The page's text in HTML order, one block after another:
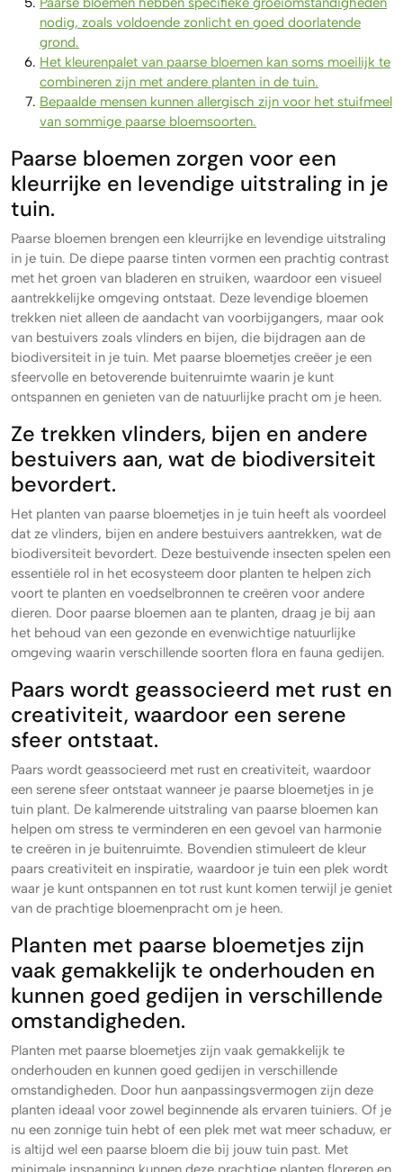
nodig, zoals voldoende zonlicht en goed doorlatende
grond.
Het kleurenpalet van paarse bloemen kan soms moeilijk te
combineren zijn met andere planten in de tuin.
Bepaalde mensen kunnen allergisch zijn voor het stuifmeel
van sommige paarse bloemsoorten.
Paarse bloemen zorgen voor een
kleurrijke en levendige uitstraling in je
tuin.
Paarse bloemen brengen een kleurrijke en levendige uitstraling
in je tuin. De diepe paarse tinten vormen een prachtig contrast
met het groen van bladeren en struiken, waardoor een visueel
aantrekkelijke omgeving ontstaat. Deze levendige bloemen
trekken niet alleen de aandacht van voorbijgangers, maar ook
van bestuivers zoals vlinders en bijen, die bijdragen aan de
biodiversiteit in je tuin. Met paarse bloemetjes creëer je een
sfeervolle en betoverende buitenruimte waarin je kunt
ontspannen en genieten van de natuurlijke pracht om je heen.
Ze trekken vlinders, bijen en andere
bestuivers aan, wat de biodiversiteit
bevordert.
Het planten van paarse bloemetjes in je tuin heeft als voordeel
dat ze vlinders, bijen en andere bestuivers aantrekken, wat de
biodiversiteit bevordert. Deze bestuivende insecten spelen een
essentiële rol in het ecosysteem door planten te helpen zich
voort te planten en voedselbronnen te creëren voor andere
dieren. Door paarse bloemen aan te planten, draag je bij aan
het behoud van een gezonde en evenwichtige natuurlijke
omgeving waarin verschillende soorten flora en fauna gedijen.
Paars wordt geassocieerd met rust en
creativiteit, waardoor een serene
sfeer ontstaat.
Paars wordt geassocieerd met rust en creativiteit, waardoor
een serene sfeer ontstaat wanneer je paarse bloemetjes in je
tuin plant. De kalmerende uitstraling van paarse bloemen kan
helpen om stress te verminderen en een gevoel van harmonie
te creëren in je buitenruimte. Bovendien stimuleert de kleur
paars creativiteit en inspiratie, waardoor je tuin een plek wordt
waar je kunt ontspannen en tot rust kunt komen terwijl je geniet
van de prachtige bloemenpracht om je heen.
Planten met paarse bloemetjes zijn
vaak gemakkelijk te onderhouden en
kunnen goed gedijen in verschillende
omstandigheden.
Planten met paarse bloemetjes zijn vaak gemakkelijk te
onderhouden en kunnen goed gedijen in verschillende
omstandigheden. Door hun aanpassingsvermogen zijn deze
planten ideaal voor zowel beginnende als ervaren tuiniers. Of je
nu een zonnige tuin hebt of een plek met wat meer schaduw, er
is altijd wel een paarse bloem die bij jouw tuin past. Met